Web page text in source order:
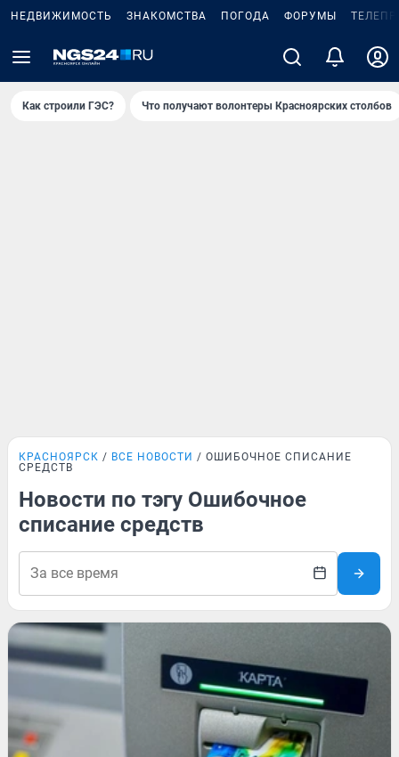
НЕДВИЖИМОСТЬ ЗНАКОМСТВА ПОГОДА ФОРУМЫ
Как строили ГЭС? Что получают волонтеры Красноярских столбов
КРАСНОЯРСК ВСЕ НОВОСТИ
ОШИБОЧНОЕ СПИСАНИЕ
СРЕДСТВ
Новости по тэгу Ошибочное
списание средств